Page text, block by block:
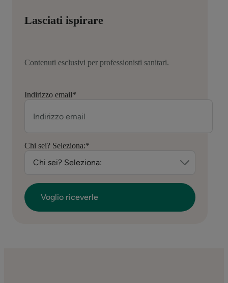
Lasciati ispirare
Contenuti esclusivi per professionisti sanitari.
Indirizzo email*
Chi sei? Seleziona:*